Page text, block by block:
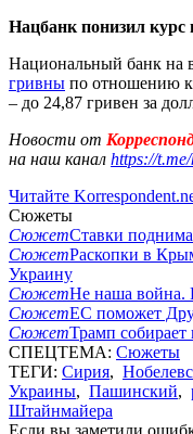
Нацбанк понизил курс
Национальный банк на
гривны по отношению к
– до 24,87 гривен за
Новости от
на наш канал https://
Читайте
Сюжеты
СюжетСтавки
СюжетРаскопки в
Украину
СюжетНе наша война.
СюжетЕС поможет
СюжетТрамп собирает
СПЕЦТЕМА: Сюжеты
ТЕГИ: Сирия,
Украины, Пашинский,
Штайнмайера
Если вы заметили